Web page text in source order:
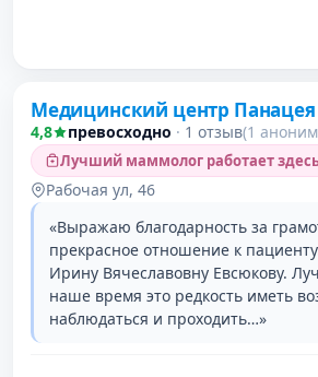
Медицинский центр Панацея
4,8 превосходно · 1 отзыв(1
Лучший маммолог работает
Рабочая ул, 46
«Выражаю благодарность за
прекрасное отношение к
Ирину Вячеславовну Евсюкову.
наше время это редкость иметь
наблюдаться и проходить…»